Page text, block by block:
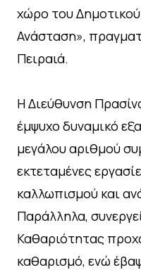
χώρο του
Ανάσταση»,
Πειραιά.
Η Διεύθυνση
έμψυχο δυναμικό
μεγάλου αριθμού
εκτεταμένες
καλλωπισμού και
Παράλληλα,
Καθαριότητας
καθαρισμό, ενώ